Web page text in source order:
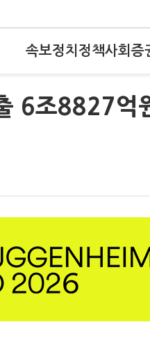
속보정치 정책사회 증
6조8827